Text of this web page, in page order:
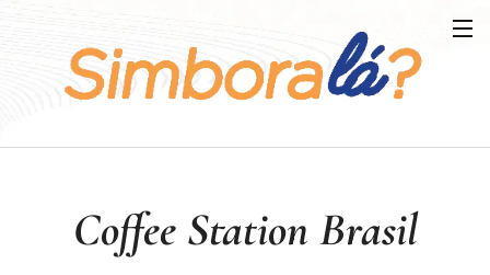
Coffee Station Brasil